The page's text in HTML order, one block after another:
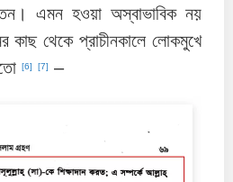
এমন হওয়া অস্বাভাবিক নয়
কাছ থেকে প্রাচীনকালে লোকমুখে
[6] [7] –